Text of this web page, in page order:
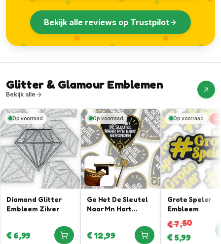
Bekijk alle reviews op Trustpilot
Glitter & Glamour Emblemen
Bekijk alle
Op voorraad
Diamand Glitter
Embleem Zilver
€6,99
Op voorraad
Ge Het De Sleutel
Naar Mn Hart
Sleutel Bieropener
Embleem
€12,99
Op voorraad -
Grote Speler
Embleem
€7,50
€5,99